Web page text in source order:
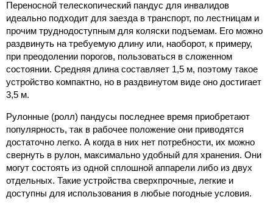
Переносной телескопический пандус для инвалидов
идеально подходит для заезда в транспорт, по лестницам и
прочим труднодоступным для коляски подъемам. Его можно
раздвинуть на требуемую длину или, наоборот, к примеру,
при преодолении порогов, пользоваться в сложенном
состоянии. Средняя длина составляет 1,5 м, поэтому такое
устройство компактно, но в раздвинутом виде оно достигает
3,5 м.
Рулонные (ролл) пандусы последнее время приобретают
популярность, так в рабочее положение они приводятся
достаточно легко. А когда в них нет потребности, их можно
свернуть в рулон, максимально удобный для хранения. Они
могут состоять из одной сплошной аппарели либо из двух
отдельных. Такие устройства сверхпрочные, легкие и
доступны для использования в любые погодные условия.